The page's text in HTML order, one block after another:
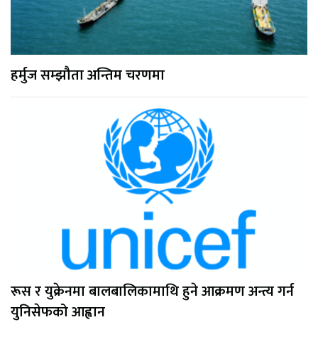
हर्मुज सम्झौता अन्तिम चरणमा
रूस र युक्रेनमा बालबालिकामाथि हुने आक्रमण अन्त्य गर्न
युनिसेफको आह्वान